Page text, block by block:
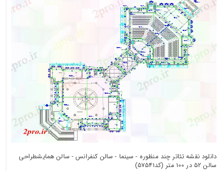
دانلود نقشه تئاتر چند منظوره - سینما - سالن کنفرانس - سالن همایشطراحی
سالن 52 در 100 متر (کد57541)